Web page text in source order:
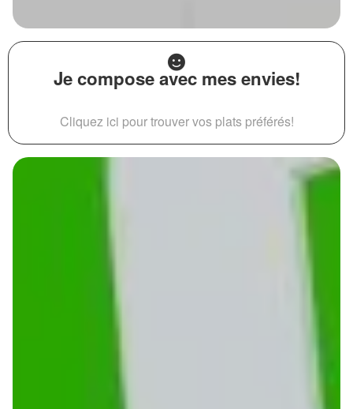
Je compose avec mes envies!
Cliquez ici pour trouver vos plats préférés!